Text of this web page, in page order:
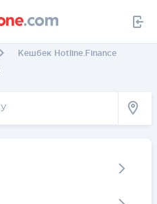
Кешбек Hotline.Finance